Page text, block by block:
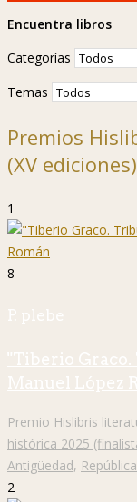
Encuentra libros
Categorías
Temas
Premios
(XV ediciones)
1
8
P. plebe
"Tiberio Graco.
Manuel López
Premio Hislibris
histórica 2025
Antigüedad,
2